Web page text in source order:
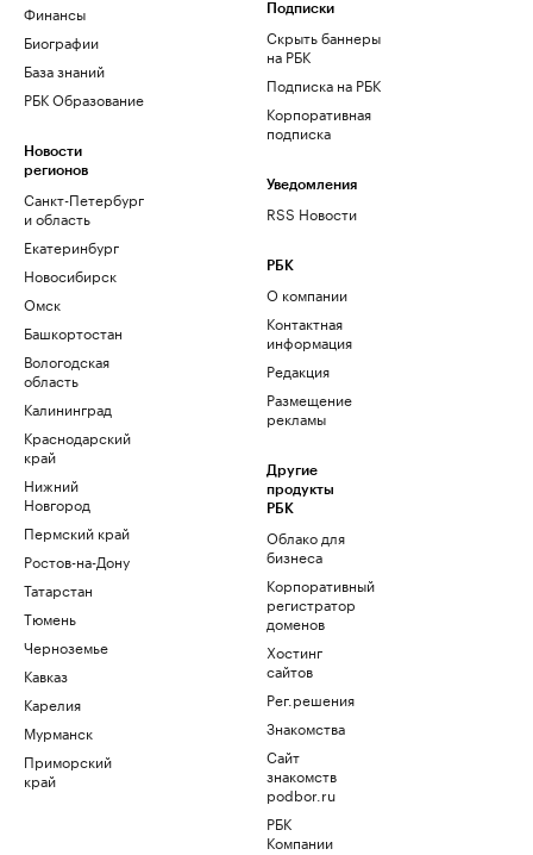
Финансы
Биографии
База знаний
РБК Образование
Новости
регионов
Санкт-Петербург
и область
Екатеринбург
Новосибирск
Омск
Башкортостан
Вологодская
область
Калининград
Краснодарский
край
Нижний
Новгород
Пермский край
Ростов-на-Дону
Татарстан
Тюмень
Черноземье
Кавказ
Карелия
Мурманск
Приморский
край
Подписки
Скрыть баннеры
на РБК
Подписка на РБК
Корпоративная
подписка
Уведомления
RSS Новости
РБК
О компании
Контактная
информация
Редакция
Размещение
рекламы
Другие
продукты
РБК
Облако для
бизнеса
Корпоративный
регистратор
доменов
Хостинг
сайтов
Рег.решения
Знакомства
Сайт
знакомств
podbor.ru
РБК
Компании